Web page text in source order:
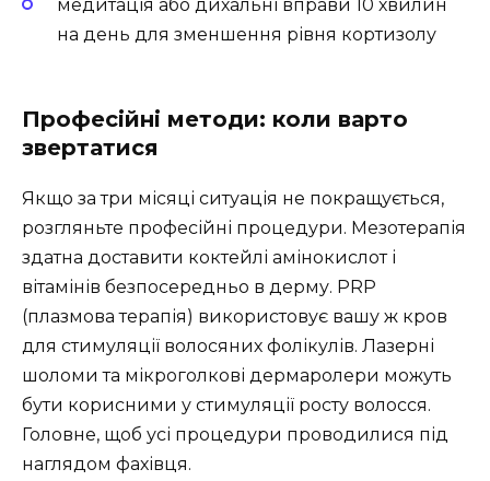
медитація або дихальні вправи 10 хвилин
на день для зменшення рівня кортизолу
Професійні методи: коли варто
звертатися
Якщо за три місяці ситуація не покращується,
розгляньте професійні процедури. Мезотерапія
здатна доставити коктейлі амінокислот і
вітамінів безпосередньо в дерму. PRP
(плазмова терапія) використовує вашу ж кров
для стимуляції волосяних фолікулів. Лазерні
шоломи та мікроголкові дермаролери можуть
бути корисними у стимуляції росту волосся.
Головне, щоб усі процедури проводилися під
наглядом фахівця.